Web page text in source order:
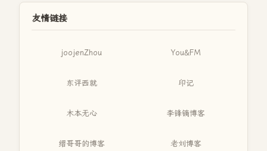
友情链接
joojenZhou You&FM
东评西就 印记
木本无心 李锋镝博客
缙哥哥的博客 老刘博客